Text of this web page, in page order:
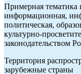
Примерная тематика
информационная,
политическая,
культурно-
законодательством
Территория
зарубежные страны